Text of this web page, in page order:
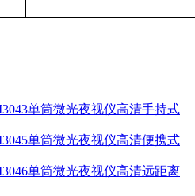
单筒微光夜视仪高清手持式
单筒微光夜视仪高清便携式
单筒微光夜视仪高清远距离